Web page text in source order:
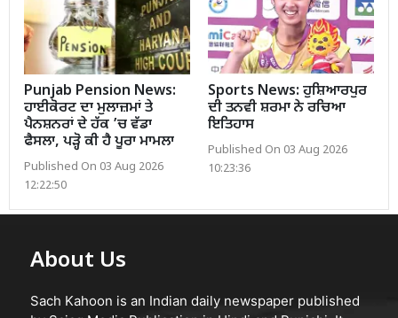
Punjab Pension News:
ਹਾਈਕੋਰਟ ਦਾ ਮੁਲਾਜ਼ਮਾਂ ਤੇ
ਪੈਨਸ਼ਨਰਾਂ ਦੇ ਹੱਕ ’ਚ ਵੱਡਾ
ਫੈਸਲਾ, ਪੜ੍ਹੋ ਕੀ ਹੈ ਪੂਰਾ ਮਾਮਲਾ
Published On 03 Aug 2026
12:22:50
Sports News: ਹੁਸ਼ਿਆਰਪੁਰ
ਦੀ ਤਨਵੀ ਸ਼ਰਮਾ ਨੇ ਰਚਿਆ
ਇਤਿਹਾਸ
Published On 03 Aug 2026
10:23:36
About Us
Sach Kahoon is an Indian daily newspaper published